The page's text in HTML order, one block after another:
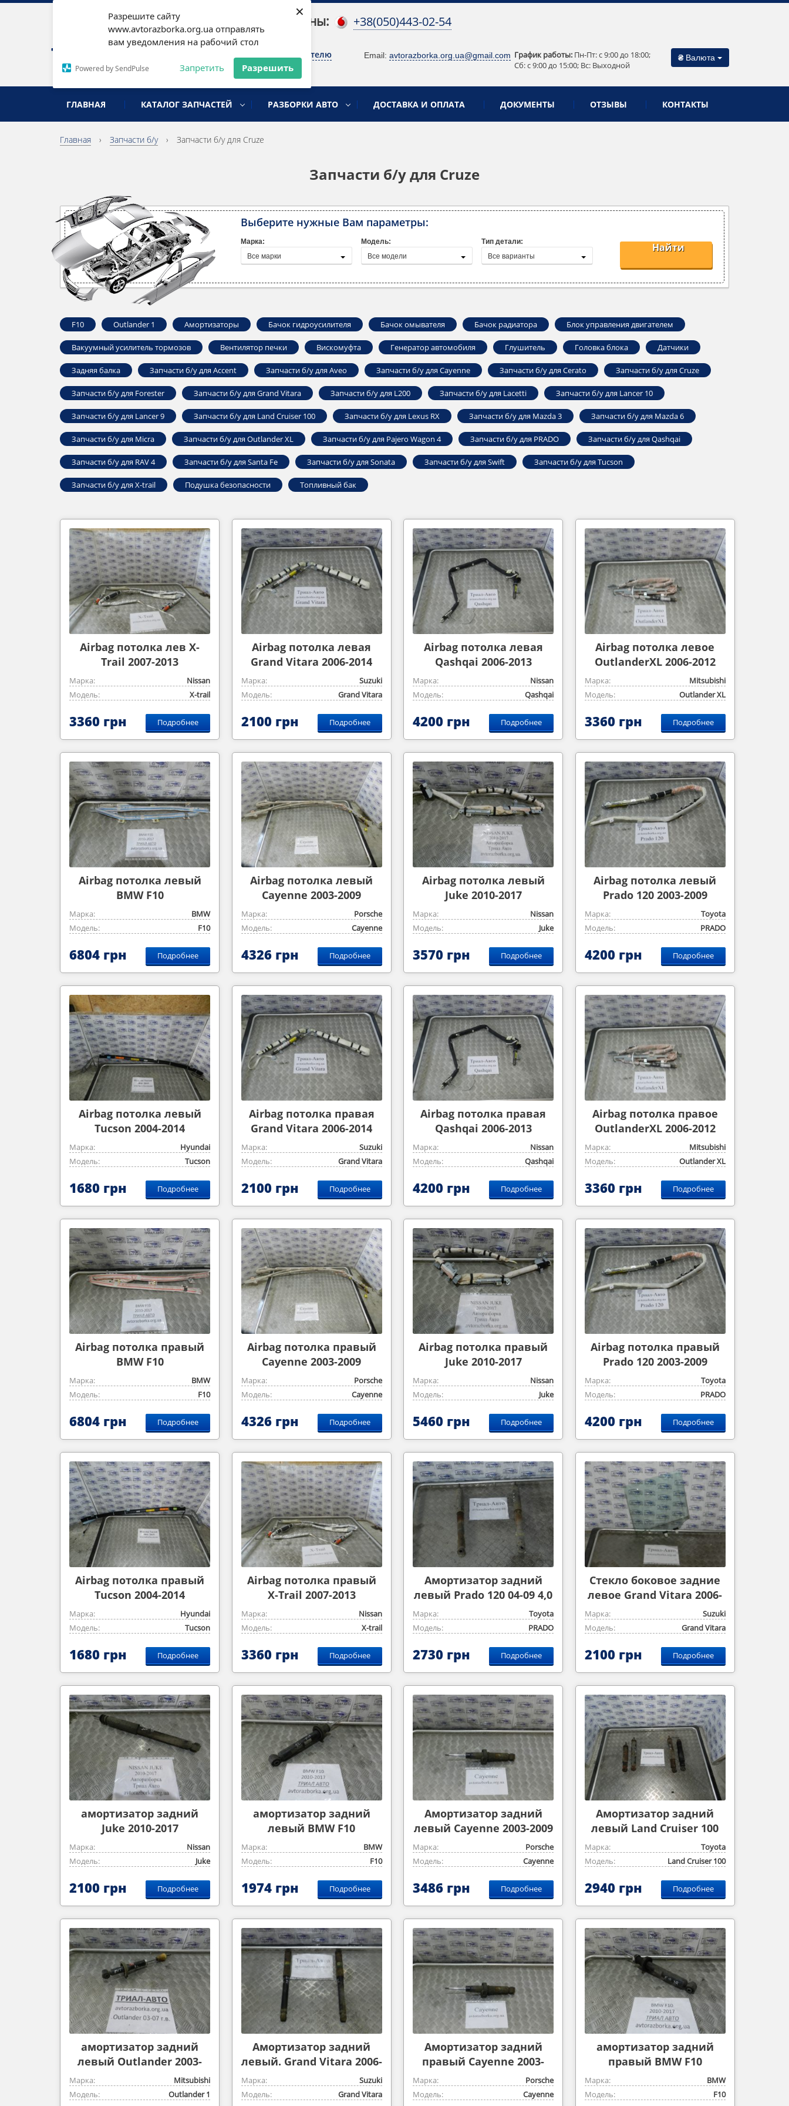
Разрешите сайту
www.avtorazborka.org.ua отправлять
вам уведомления на рабочий стол
Powered by SendPulse Запретить Разрешить
×
разборка иномарок
Наши телефоны: +38(050)443-02-54
Письмо руководителю Email: avtorazborka.org.ua@gmail.com График работы: Пн-Пт: c 9:00 до 18:00;
Сб: c 9:00 до 15:00; Вс: Выходной
₴ Валюта
ГЛАВНАЯ КАТАЛОГ ЗАПЧАСТЕЙ РАЗБОРКИ АВТО ДОСТАВКА И ОПЛАТА ДОКУМЕНТЫ ОТЗЫВЫ КОНТАКТЫ
Главная › Запчасти б/у › Запчасти б/у для Cruze
Запчасти б/у для Cruze
Выберите нужные Вам параметры:
Марка:
Все марки
Модель:
Все модели
Тип детали:
Все варианты
Найти
F10 Outlander ‎1 Амортизаторы Бачок гидроусилителя Бачок омывателя Бачок радиатора Блок управления двигателем
Вакуумный усилитель тормозов Вентилятор печки Вискомуфта Генератор автомобиля Глушитель Головка блока Датчики
Задняя балка Запчасти б/у для Accent Запчасти б/у для Aveo Запчасти б/у для Cayenne Запчасти б/у для Cerato Запчасти б/у для Cruze
Запчасти б/у для Forester Запчасти б/у для Grand Vitara Запчасти б/у для L200 Запчасти б/у для Lacetti Запчасти б/у для Lancer 10
Запчасти б/у для Lancer 9 Запчасти б/у для Land Cruiser 100 Запчасти б/у для Lexus RX Запчасти б/у для Mazda 3 Запчасти б/у для Mazda 6
Запчасти б/у для Micra Запчасти б/у для Outlander ‎XL Запчасти б/у для Pajero ‎Wagon 4 Запчасти б/у для PRADO Запчасти б/у для Qashqai
Запчасти б/у для RAV 4 Запчасти б/у для Santa Fe Запчасти б/у для Sonata Запчасти б/у для Swift Запчасти б/у для Tucson
Запчасти б/у для X-trail Подушка безопасности Топливный бак
Airbag потолка лев X-
Trail 2007-2013
Марка:
Nissan
Модель:
X-trail
3360 грн Подробнее
Airbag потолка левая
Grand Vitara 2006-2014
Марка:
Suzuki
Модель:
Grand Vitara
2100 грн Подробнее
Airbag потолка левая
Qashqai 2006-2013
Марка:
Nissan
Модель:
Qashqai
4200 грн Подробнее
Airbag потолка левое
OutlanderXL 2006-2012
Марка:
Mitsubishi
Модель:
Outlander ‎XL
3360 грн Подробнее
Airbag потолка левый
BMW F10
Марка:
BMW
Модель:
F10
6804 грн Подробнее
Airbag потолка левый
Cayenne 2003-2009
Марка:
Porsche
Модель:
Cayenne
4326 грн Подробнее
Airbag потолка левый
Juke 2010-2017
Марка:
Nissan
Модель:
Juke
3570 грн Подробнее
Airbag потолка левый
Prado 120 2003-2009
Марка:
Toyota
Модель:
PRADO
4200 грн Подробнее
Airbag потолка левый
Tucson 2004-2014
Марка:
Hyundai
Модель:
Tucson
1680 грн Подробнее
Airbag потолка правая
Grand Vitara 2006-2014
Марка:
Suzuki
Модель:
Grand Vitara
2100 грн Подробнее
Airbag потолка правая
Qashqai 2006-2013
Марка:
Nissan
Модель:
Qashqai
4200 грн Подробнее
Airbag потолка правое
OutlanderXL 2006-2012
Марка:
Mitsubishi
Модель:
Outlander ‎XL
3360 грн Подробнее
Airbag потолка правый
BMW F10
Марка:
BMW
Модель:
F10
6804 грн Подробнее
Airbag потолка правый
Cayenne 2003-2009
Марка:
Porsche
Модель:
Cayenne
4326 грн Подробнее
Airbag потолка правый
Juke 2010-2017
Марка:
Nissan
Модель:
Juke
5460 грн Подробнее
Airbag потолка правый
Prado 120 2003-2009
Марка:
Toyota
Модель:
PRADO
4200 грн Подробнее
Airbag потолка правый
Tucson 2004-2014
Марка:
Hyundai
Модель:
Tucson
1680 грн Подробнее
Airbag потолка правый
X-Trail 2007-2013
Марка:
Nissan
Модель:
X-trail
3360 грн Подробнее
Aмортизатор задний
левый Prado 120 04-09 4,0
Марка:
Toyota
Модель:
PRADO
2730 грн Подробнее
Cтекло боковое задние
левое Grand Vitara 2006-
Марка:
Suzuki
Модель:
Grand Vitara
2100 грн Подробнее
амортизатор задний
Juke 2010-2017
Марка:
Nissan
Модель:
Juke
2100 грн Подробнее
амортизатор задний
левый BMW F10
Марка:
BMW
Модель:
F10
1974 грн Подробнее
Амортизатор задний
левый Cayenne 2003-2009
Марка:
Porsche
Модель:
Cayenne
3486 грн Подробнее
Амортизатор задний
левый Land Cruiser 100
Марка:
Toyota
Модель:
Land Cruiser 100
2940 грн Подробнее
амортизатор задний
левый Outlander 2003-
Марка:
Mitsubishi
Модель:
Outlander ‎1
Амортизатор задний
левый. Grand Vitara 2006-
Марка:
Suzuki
Модель:
Grand Vitara
Амортизатор задний
правый Cayenne 2003-
Марка:
Porsche
Модель:
Cayenne
амортизатор задний
правый BMW F10
Марка:
BMW
Модель:
F10